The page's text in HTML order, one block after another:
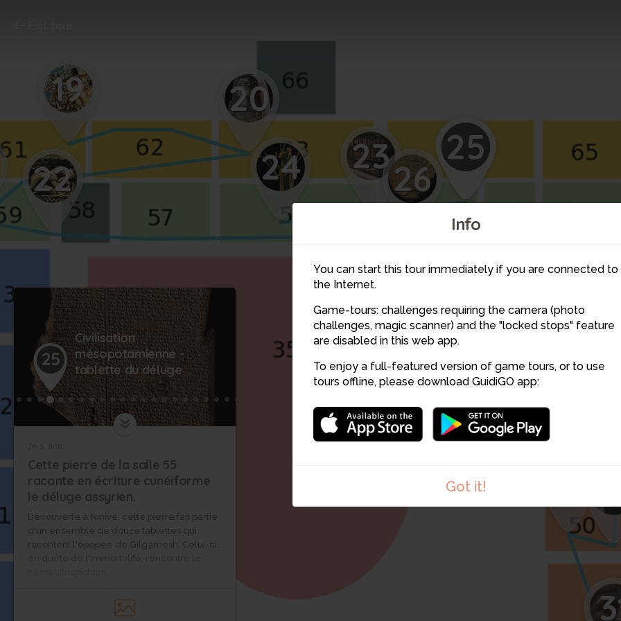
Info
You can start this tour immediately if you are connected to
the Internet.
Game-tours: challenges requiring the camera (photo
challenges, magic scanner) and the "locked stops" feature
are disabled in this web app.
To enjoy a full-featured version of game tours, or to use
tours offline, please download GuidiGO app:
Got it!
19
20
22
23
24 25
26
25
Civilisation
mésopotamienne -
tablette du déluge
Cette pierre de la salle 55
raconte en écriture cunéiforme
le déluge assyrien.
Découverte à Ninive, cette pierre fait partie
d'un ensemble de douze tablettes qui
racontent l'épopée de Gilgamesh. Celui-ci,
échapper au déluge qui frappe l'ensemble
de l'humanité. En construisant un bateau, il